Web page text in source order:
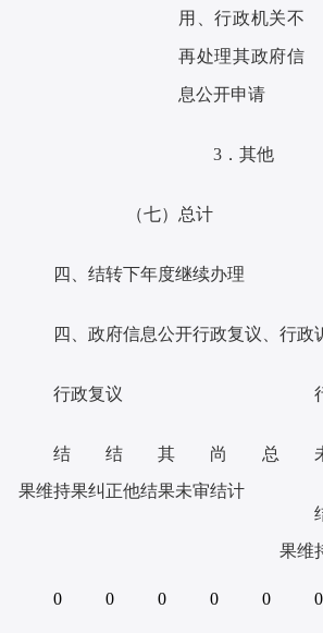
用、行政机关不
再处理其政府信
息公开申请
3．其他
（七） 总计
四、结转下年度继续办理
四、政府信息公开行政复议、行政
行政复议
结
果维持
结
果纠 正
其
他结果
尚
未审结
总
计
果维
0 0 0 0 0 0